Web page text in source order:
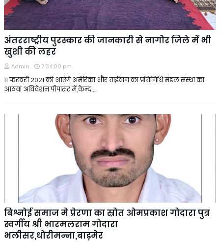
अंतरराष्ट्रीय पुरस्कार की जानकारी से नागौर जिले में भी
खुशी की लहर
Admin 7:34:00 pm
11 फरवरी 2021 को आएंगे अमेरिका और ताईवान का प्रतिनिधि मंडल संस्था का
आठवां अधिवेशन पीपासर में,केन्द…
बिश्नोई समाज मे प्रेरणा का स्रोत ओमप्रकाश गोदारा पुत्र
स्वर्गीय श्री भारमलराम गोदारा
भलीसर,धोरीमन्ना,बाड़मेर